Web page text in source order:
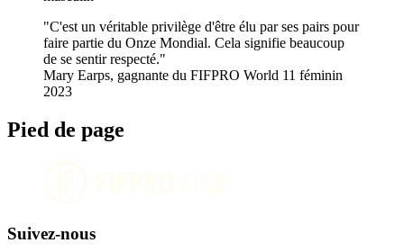
C'est un véritable privilège d'être élu par ses pairs pour
faire partie du Onze Mondial. Cela signifie beaucoup
de se sentir respecté.
Mary Earps, gagnante du FIFPRO World 11 féminin
2023
Pied de page
Suivez-nous